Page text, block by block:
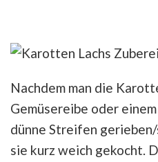
Nachdem man die
Gemüsereibe oder
dünne Streifen
sie kurz weich gekocht.